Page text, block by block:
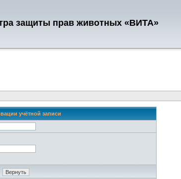
защиты прав животных «ВИТА»
учётной записи